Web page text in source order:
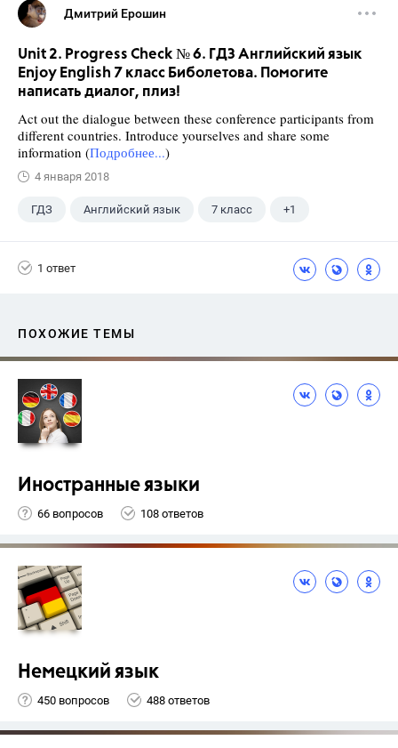
Дмитрий Ерошин
Unit 2. Progress Check № 6. ГДЗ Английский язык
Enjoy English 7 класс Биболетова. Помогите
написать диалог, плиз!
Act out the dialogue between these conference participants from
different countries. Introduce yourselves and share some
information (Подробнее...)
4 января 2018
ГДЗ Английский язык 7 класс +1
1 ответ
ПОХОЖИЕ ТЕМЫ
Иностранные языки
66 вопросов 108 ответов
Немецкий язык
450 вопросов 488 ответов